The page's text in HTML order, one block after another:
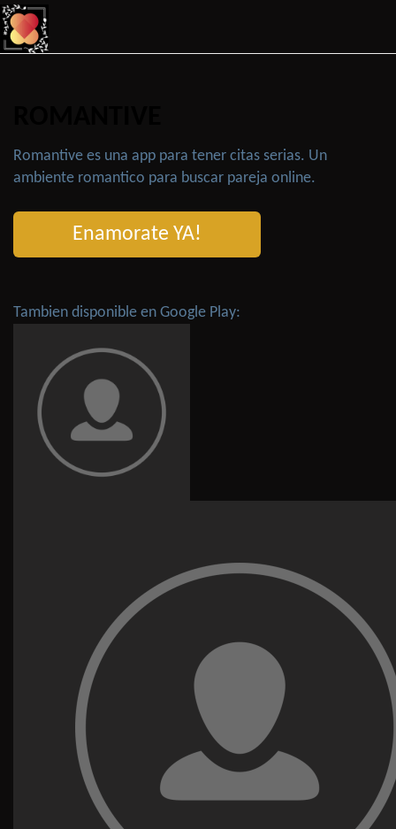
Romantive es una app para tener citas serias. Un
ambiente romantico para buscar pareja online.
Enamorate YA!
Tambien disponible en Google Play: